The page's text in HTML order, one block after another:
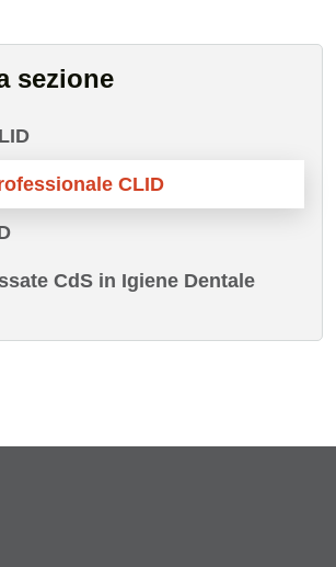
sezione
CLID
CdS in Igiene Dentale